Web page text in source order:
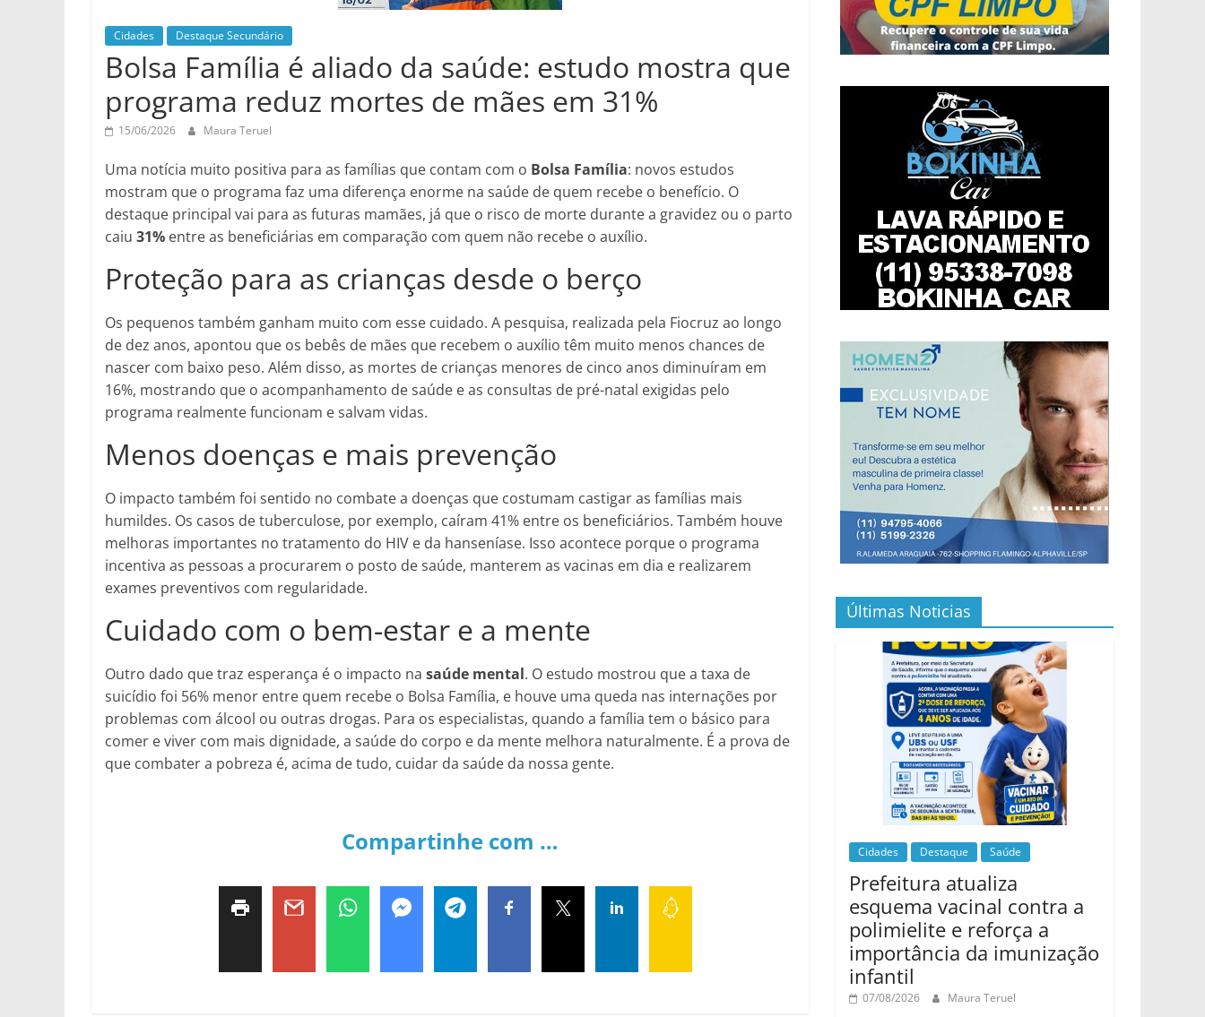
Cidades Destaque Secundário
Bolsa Família é aliado da saúde: estudo mostra que
programa reduz mortes de mães em 31%
15/06/2026 Maura Teruel
Uma notícia muito positiva para as famílias que contam com o Bolsa Família: novos estudos
mostram que o programa faz uma diferença enorme na saúde de quem recebe o benefício. O
destaque principal vai para as futuras mamães, já que o risco de morte durante a gravidez ou o parto
caiu 31% entre as beneficiárias em comparação com quem não recebe o auxílio.
Proteção para as crianças desde o berço
Os pequenos também ganham muito com esse cuidado. A pesquisa, realizada pela Fiocruz ao longo
de dez anos, apontou que os bebês de mães que recebem o auxílio têm muito menos chances de
nascer com baixo peso. Além disso, as mortes de crianças menores de cinco anos diminuíram em
16%, mostrando que o acompanhamento de saúde e as consultas de pré-natal exigidas pelo
programa realmente funcionam e salvam vidas.
Menos doenças e mais prevenção
O impacto também foi sentido no combate a doenças que costumam castigar as famílias mais
humildes. Os casos de tuberculose, por exemplo, caíram 41% entre os beneficiários. Também houve
melhoras importantes no tratamento do HIV e da hanseníase. Isso acontece porque o programa
incentiva as pessoas a procurarem o posto de saúde, manterem as vacinas em dia e realizarem
exames preventivos com regularidade.
Cuidado com o bem-estar e a mente
Outro dado que traz esperança é o impacto na saúde mental. O estudo mostrou que a taxa de
suicídio foi 56% menor entre quem recebe o Bolsa Família, e houve uma queda nas internações por
problemas com álcool ou outras drogas. Para os especialistas, quando a família tem o básico para
comer e viver com mais dignidade, a saúde do corpo e da mente melhora naturalmente. É a prova de
que combater a pobreza é, acima de tudo, cuidar da saúde da nossa gente.
Compartinhe com …
Últimas Noticias
Cidades Destaque Saúde
Prefeitura atualiza
esquema vacinal contra a
polimielite e reforça a
importância da imunização
infantil
07/08/2026 Maura Teruel